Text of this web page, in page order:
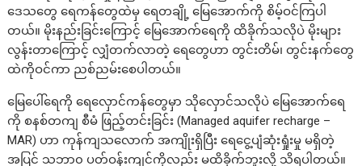
ဒေသတွေ ရေကန်တွေထဲမှ ရေတချို့ မြေအောက်ကို စိမ့်ဝင်ကြပါ
တယ်။ မိုးနည်းခြင်းကြောင့် မြေအောက်ရေကို ထိခိုက်သလိုပဲ မိုးများ
လွန်းတာကြောင့် လျှံတက်လာတဲ့ ရေတွေဟာ တွင်းတိမ်၊ တွင်းနက်တွေ
ထဲကိုဝင်ကာ ညစ်ညမ်းစေပါတယ်။
မြေပေါ်ရေကို ရေလှောင်ကန်တွေမှာ သိုလှောင်သလိုပဲ မြေအောက်ရေ
ကို စနစ်တကျ စီမံ ဖြည့်တင်းခြင်း (Managed aquifer recharge –
MAR) ဟာ ကုန်ကျသလောက် အကျိုးရှိပြီး ရေငွေ့ပျံဆုံးရှုံးမှု မရှိတဲ့
အပြင် သဘာ၀ ပတ်ဝန်းကျင်ကိုလည်း မထိခိုက်ဘူးလို့ သိရပါတယ်။